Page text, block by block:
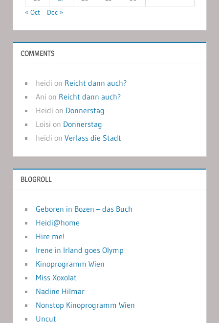
« Oct
Dec »
COMMENTS
heidi on Reicht dann auch?
Ani on Reicht dann auch?
Heidi on Donnerstag
Loisi on Donnerstag
heidi on Verlass die Stadt
BLOGROLL
Geboren in Bozen – das Buch
Heidi@home
Hire me!
Irene in Irland goes Olymp
Kinoprogramm Wien
Miss Xoxolat
Nadine Hilmar
Nonstop Kinoprogramm Wien
Uncut